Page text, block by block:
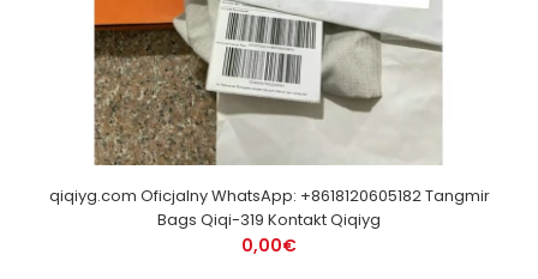
qiqiyg.com Oficjalny WhatsApp: +8618120605182 Tangmir
Bags Qiqi-319 Kontakt Qiqiyg
0,00€